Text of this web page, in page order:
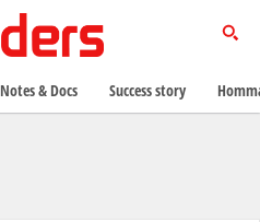
Notes & Docs Success story